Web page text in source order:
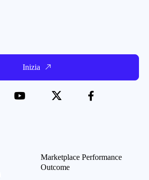
Inizia
Marketplace Performance
Outcome